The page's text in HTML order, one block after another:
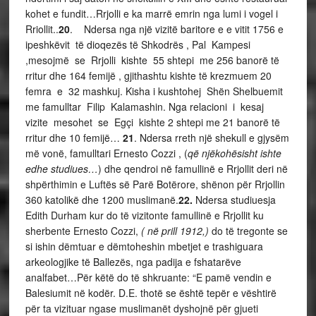
kohet e fundit…Rrjolli e ka marrë emrin nga lumi i vogel i
Rriollit..20. Ndersa nga një vizitë baritore e e vitit 1756 e
ipeshkëvit të dioqezës të Shkodrës , Pal Kampesi
,mesojmë se Rrjolli kishte 55 shtepi me 256 banorë të
rritur dhe 164 femijë , gjithashtu kishte të krezmuem 20
femra e 32 mashkuj. Kisha i kushtohej Shën Shelbuemit
me famulltar Filip Kalamashin. Nga relacioni i kesaj
vizite mesohet se Egçi kishte 2 shtepi me 21 banorë të
rritur dhe 10 femijë… 21. Ndersa rreth një shekull e gjysëm
më vonë, famulltari Ernesto Cozzi , (që njëkohësisht ishte
edhe studiues…) dhe qendroi në famullinë e Rrjollit deri në
shpërthimin e Luftës së Parë Botërore, shënon për Rrjollin
360 katolikë dhe 1200 muslimanë.22. Ndersa studiuesja
Edith Durham kur do të vizitonte famullinë e Rrjollit ku
sherbente Ernesto Cozzi, ( në prill 1912,) do të tregonte se
si ishin dëmtuar e dëmtoheshin mbetjet e trashiguara
arkeologjike të Ballezës, nga padija e fshatarëve
analfabet…Për këtë do të shkruante: “E pamë vendin e
Balesiumit në kodër. D.E. thotë se është tepër e vështirë
për ta vizituar ngase muslimanët dyshojnë për gjueti